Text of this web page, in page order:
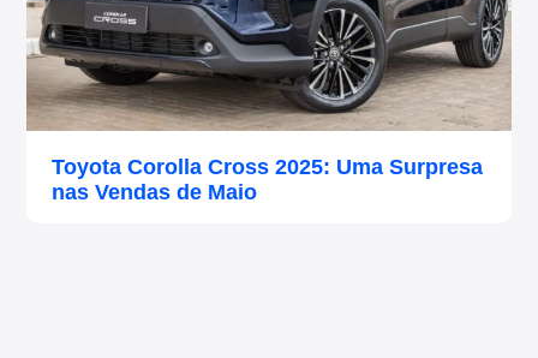
Toyota Corolla Cross 2025: Uma Surpresa
nas Vendas de Maio